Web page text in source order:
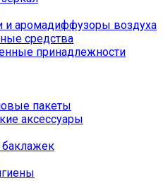
и аромадиффузоры воздуха
средства
принадлежности
пакеты
аксессуары